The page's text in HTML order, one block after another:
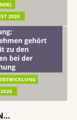
2026
gehört
zu den
bei der